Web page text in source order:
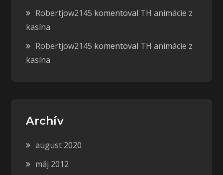
Robertjow2145 komentoval TH animácie z
kasína
Robertjow2145 komentoval TH animácie z
kasína
Archív
august 2020
máj 2012